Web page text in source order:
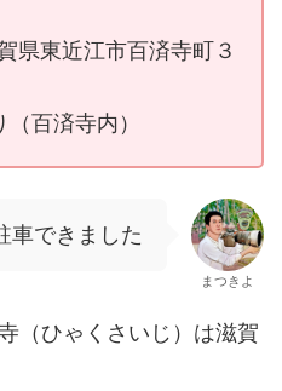
県東近江市百済寺町３
百済寺内）
車できました
まつきよ
（ひゃくさいじ）は滋賀